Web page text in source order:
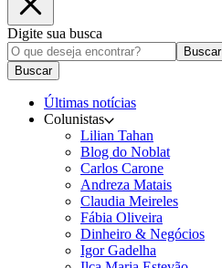
Digite sua busca
Buscar
Buscar
Últimas notícias
Colunistas
Lilian Tahan
Blog do Noblat
Carlos Carone
Andreza Matais
Claudia Meireles
Fábia Oliveira
Dinheiro & Negócios
Igor Gadelha